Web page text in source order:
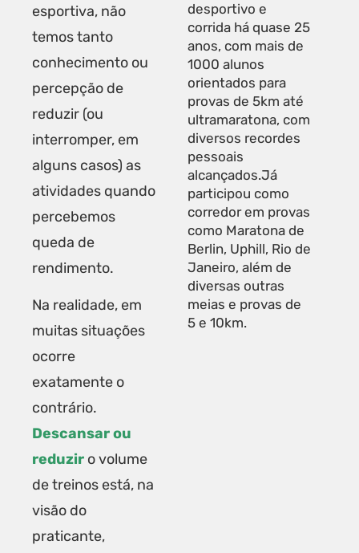
esportiva, não
temos tanto
conhecimento ou
percepção de
reduzir (ou
interromper, em
alguns casos) as
atividades quando
percebemos
queda de
rendimento.
Na realidade, em
muitas situações
ocorre
exatamente o
contrário.
Descansar ou
reduziro volume
de treinos está, na
visão do
praticante,
desportivo e
corrida há quase 25
anos, com mais de
1000 alunos
orientados para
provas de 5km até
ultramaratona, com
diversos recordes
pessoais
alcançados.Já
participou como
corredor em provas
como Maratona de
Berlin, Uphill, Rio de
Janeiro, além de
diversas outras
meias e provas de
5 e 10km.